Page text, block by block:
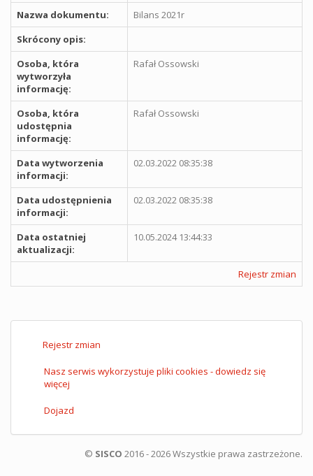
Nazwa dokumentu:
Bilans 2021r
Skrócony opis:
Osoba, która
wytworzyła
informację:
Rafał Ossowski
Osoba, która
udostępnia
informację:
Rafał Ossowski
Data wytworzenia
informacji:
02.03.2022 08:35:38
Data udostępnienia
informacji:
02.03.2022 08:35:38
Data ostatniej
aktualizacji:
10.05.2024 13:44:33
Rejestr zmian
Rejestr zmian
Nasz serwis wykorzystuje pliki cookies - dowiedz się
więcej
Dojazd
© SISCO 2016 - 2026 Wszystkie prawa zastrzeżone.